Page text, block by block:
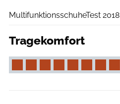
MultifunktionsschuheTest 2018
Tragekomfort